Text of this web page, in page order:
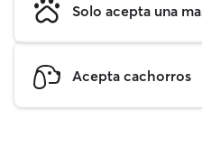
Solo acepta una
Acepta cachorros